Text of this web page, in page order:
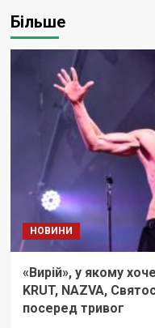
Більше
НОВИНИ
«Вирій», у якому
KRUT, NAZVA,
посеред тривог